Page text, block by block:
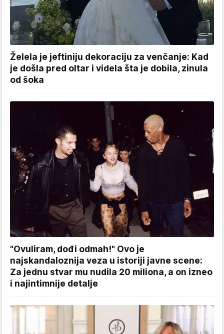
Želela je jeftiniju dekoraciju za venčanje: Kad
je došla pred oltar i videla šta je dobila, zinula
od šoka
"Ovuliram, dođi odmah!" Ovo je
najskandaloznija veza u istoriji javne scene:
Za jednu stvar mu nudila 20 miliona, a on izneo
i najintimnije detalje